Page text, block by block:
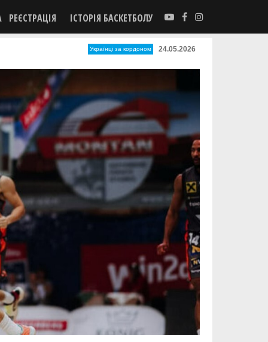
РЕЄСТРАЦІЯ ІСТОРІЯ БАСКЕТБОЛУ
Українці за кордоном 24.05.2026